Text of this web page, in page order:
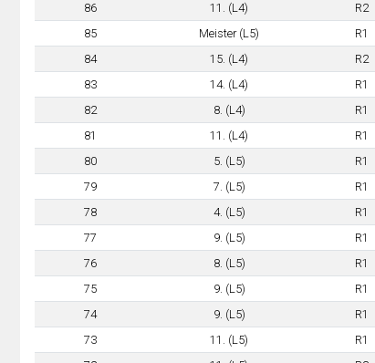
86
11. (L4) R2
85
Meister (L5) R1
84
15. (L4) R2
83
14. (L4) R1
82
8. (L4) R1
81
11. (L4) R1
80
5. (L5) R1
79
7. (L5) R1
78
4. (L5) R1
77
9. (L5) R1
76
8. (L5) R1
75
9. (L5) R1
74
9. (L5) R1
73
11. (L5) R1